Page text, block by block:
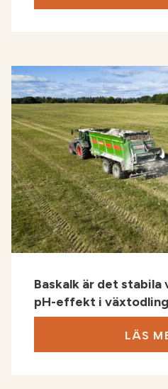
Baskalk är det
pH-effekt i
LÄS